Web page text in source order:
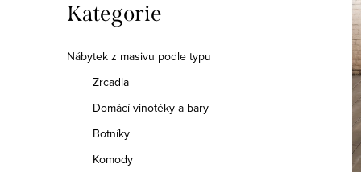
o
s
Přeskočit
kategorie
Kategorie
Nábytek z masivu podle typu
Zrcadla
Domácí vinotéky a bary
Botníky
Komody